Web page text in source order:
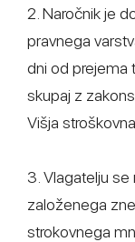
2. Naročnik je
pravnega
dni od prejema
skupaj z
Višja
3. Vlagatelju
založenega
strokovnega